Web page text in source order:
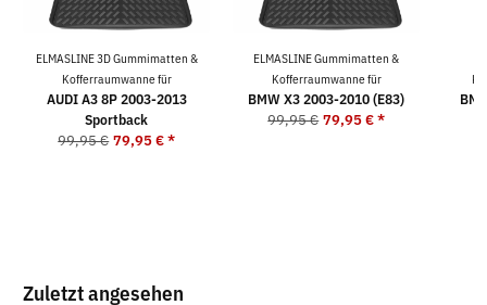
ELMASLINE 3D Gummimatten &
Kofferraumwanne für
AUDI A3 8P 2003-2013
Sportback
99,95 € 79,95 €*
ELMASLINE Gummimatten &
Kofferraumwanne für
BMW X3 2003-2010 (E83)
99,95 € 79,95 €*
Zuletzt angesehen